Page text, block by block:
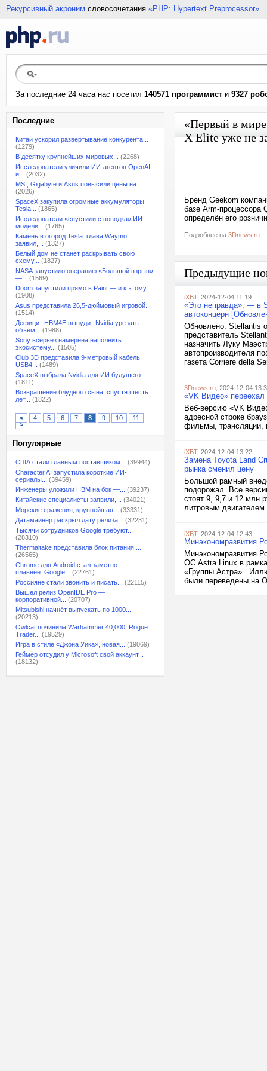
Рекурсивный акроним словосочетания «PHP: Hypertext Preprocessor»
За последние 24 часа нас посетил 140571 программист и 9327
Последние
Китай ускорил развёртывание конкурента...
(1279)
В десятку крупнейших мировых...
(2268)
Исследователи уличили ИИ-агентов OpenAI
и...
(2032)
MSI, Gigabyte и Asus повысили цены на...
(2026)
SpaceX закупила огромные аккумуляторы
Tesla...
(1865)
Исследователи «спустили с поводка» ИИ-
модели...
(1765)
Камень в огород Tesla: глава Waymo
заявил,...
(1327)
Белый дом не станет раскрывать свою
схему...
(1827)
NASA запустило операцию «Большой взрыв»
—...
(1569)
Doom запустили прямо в Paint — и к этому...
(1908)
Asus представила 26,5-дюймовый игровой...
(1514)
Дефицит HBM4E вынудит Nvidia урезать
объём...
(1988)
Sony всерьёз намерена наполнить
экосистему...
(1505)
Club 3D представила 9-метровый кабель
USB4...
(1489)
SpaceX выбрала Nvidia для ИИ будущего —...
(1811)
Возвращение блудного сына: спустя шесть
лет...
(1822)
< 4 5 6 7 8 9 10
11
>
Популярные
США стали главным поставщиком...
(39944)
Character.AI запустила короткие ИИ-
сериалы...
(39459)
Инженеры уложили HBM на бок —...
(39237)
Китайские специалисты заявили,...
(34021)
Морские сражения, крупнейшая...
(33331)
Датамайнер раскрыл дату релиза...
(32231)
Тысячи сотрудников Google требуют...
(28310)
Thermaltake представила блок питания,...
(26565)
Chrome для Android стал заметно
плавнее: Google...
(22761)
Россияне стали звонить и писать...
(22115)
Вышел релиз OpenIDE Pro —
корпоративной...
(20707)
Mitsubishi начнёт выпускать по 1000...
(20213)
Owlcat починила Warhammer 40,000: Rogue
Trader...
(19529)
Игра в стиле «Джона Уика», новая...
(19069)
Геймер отсудил у Microsoft свой аккаунт...
(18132)
«Первый в
X Elite уже не
Бренд Geekom
базе Arm-процессора
определён его
Подробнее на 3Dnews.ru
Предыдущие
iXBT, 2024-12-04 11:19
«Это неправда», — в
автоконцерн
Обновлено: Stellantis
представитель
назначить Луку
автопроизводителя
газета Corriere della
3Dnews.ru , 2024-12-04
«VK Видео»
Веб-версию «VK
адресной строке
фильмы, трансляции,
iXBT, 2024-12-04 13:22
Замена Toyota Land
рынка сменил цену
Большой рамный
подорожал. Все
стоят 9, 9,7 и 12 млн
литровым
iXBT, 2024-12-04 12:43
Минэкономразвития
Минэкономразвития
ОС Astra Linux в
«Группы Астра».
были переведены на